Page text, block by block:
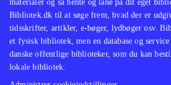
materialer og så hente og låne på dit eget
Bibliotek.dk til at søge frem, hvad der er
tidsskrifter, artikler, e-bøger, lydbøger osv.
et fysisk bibliotek, men en database og
danske offentlige biblioteker, som du kan
lokale bibliotek.